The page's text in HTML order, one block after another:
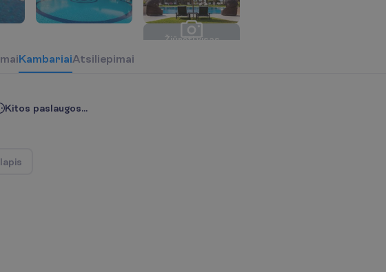
Žiūrėti visas
maiKambariaiAtsiliepimai
Kitos paslaugos...
lapis